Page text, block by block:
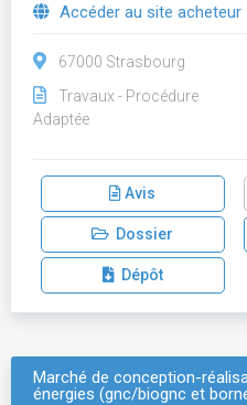
Accéder au site acheteur
67000 Strasbourg
Travaux - Procédure
Adaptée
Avis
Dossier
Dépôt
Marché de conception-
énergies (gnc/biognc et